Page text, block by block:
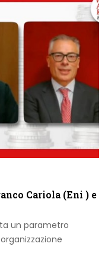
Cariola (Eni ) e
un parametro